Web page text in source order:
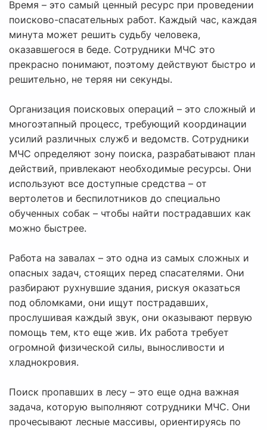
Время – это самый ценный ресурс при проведении
поисково-спасательных работ. Каждый час, каждая
минута может решить судьбу человека,
оказавшегося в беде. Сотрудники МЧС это
прекрасно понимают, поэтому действуют быстро и
решительно, не теряя ни секунды.
Организация поисковых операций – это сложный и
многоэтапный процесс, требующий координации
усилий различных служб и ведомств. Сотрудники
МЧС определяют зону поиска, разрабатывают план
действий, привлекают необходимые ресурсы. Они
используют все доступные средства – от
вертолетов и беспилотников до специально
обученных собак – чтобы найти пострадавших как
можно быстрее.
Работа на завалах – это одна из самых сложных и
опасных задач, стоящих перед спасателями. Они
разбирают рухнувшие здания, рискуя оказаться
под обломками, они ищут пострадавших,
прослушивая каждый звук, они оказывают первую
помощь тем, кто еще жив. Их работа требует
огромной физической силы, выносливости и
хладнокровия.
Поиск пропавших в лесу – это еще одна важная
задача, которую выполняют сотрудники МЧС. Они
прочесывают лесные массивы, ориентируясь по